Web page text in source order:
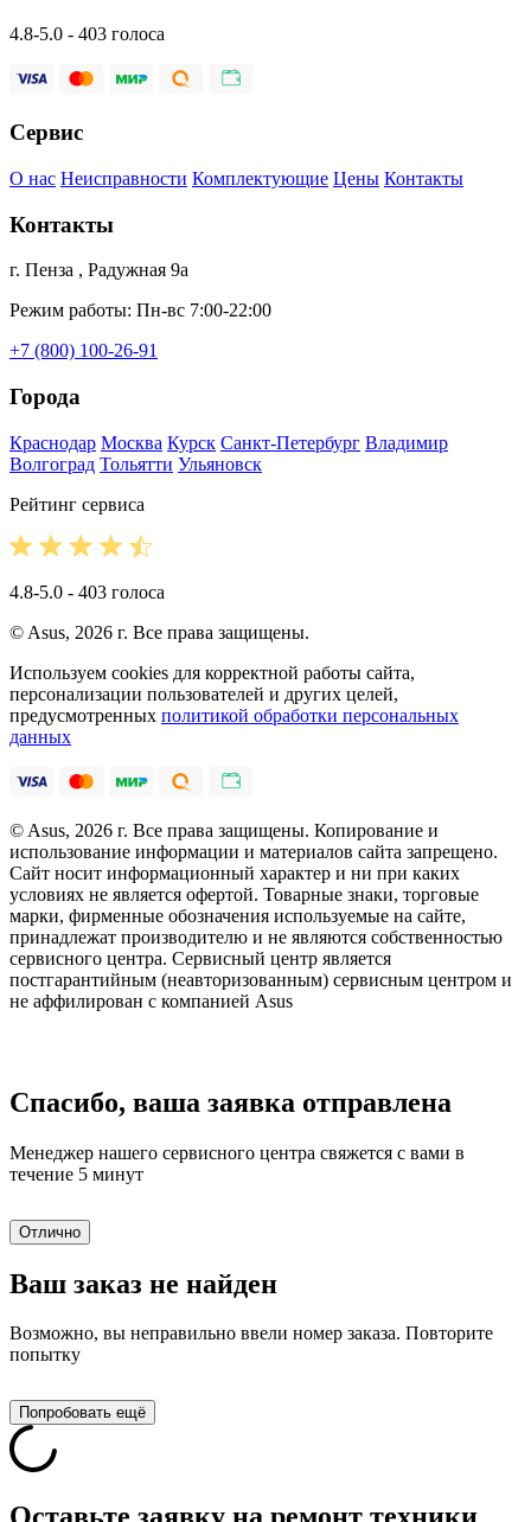
4.8-5.0 - 403 голоса
Сервис
О нас Неисправности Комплектующие Цены Контакты
Контакты
г. Пенза , Радужная 9а
Режим работы: Пн-вс 7:00-22:00
+7 (800) 100-26-91
Города
Краснодар Москва Курск Санкт-Петербург Владимир
Волгоград Тольятти Ульяновск
Рейтинг сервиса
4.8-5.0 - 403 голоса
© Asus, 2026 г. Все права защищены.
Используем cookies для корректной работы сайта,
персонализации пользователей и других целей,
предусмотренных политикой обработки персональных
данных
© Asus, 2026 г. Все права защищены. Копирование и
использование информации и материалов сайта запрещено.
Сайт носит информационный характер и ни при каких
условиях не является офертой. Товарные знаки, торговые
марки, фирменные обозначения используемые на сайте,
принадлежат производителю и не являются собственностью
сервисного центра. Сервисный центр является
постгарантийным (неавторизованным) сервисным центром и
не аффилирован с компанией Asus
Спасибо, ваша заявка отправлена
Менеджер нашего сервисного центра свяжется с вами в
течение 5 минут
Отлично
Ваш заказ не найден
Возможно, вы неправильно ввели номер заказа. Повторите
попытку
Попробовать ещё